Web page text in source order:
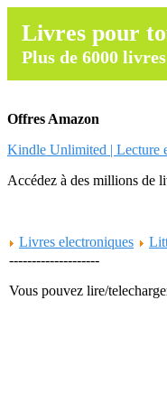
Livres pour
Plus de 6000
Offres Amazon
Kindle Unlimited | Lecture
Accédez à des millions de
Livres electroniques
--------------------
Vous pouvez lire/